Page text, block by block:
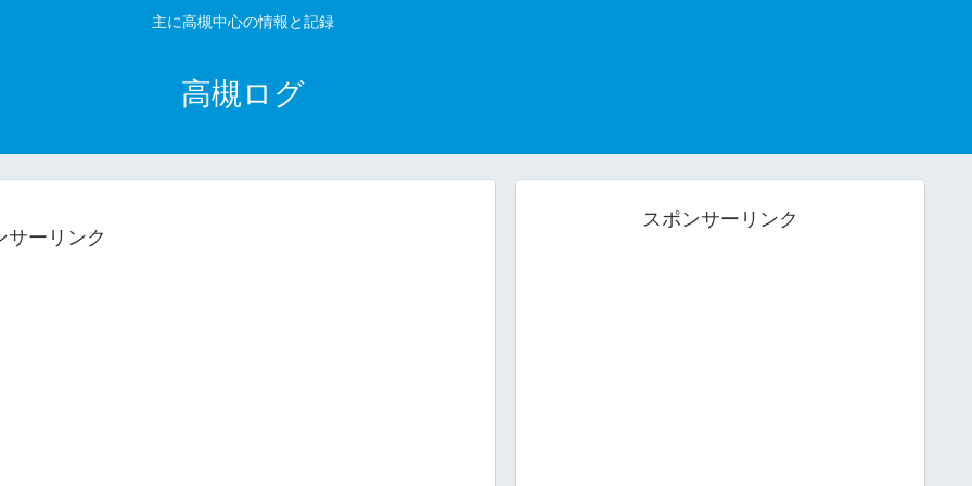
主に高槻中心の情報と記録
高槻ログ
サーリンク
スポンサーリンク